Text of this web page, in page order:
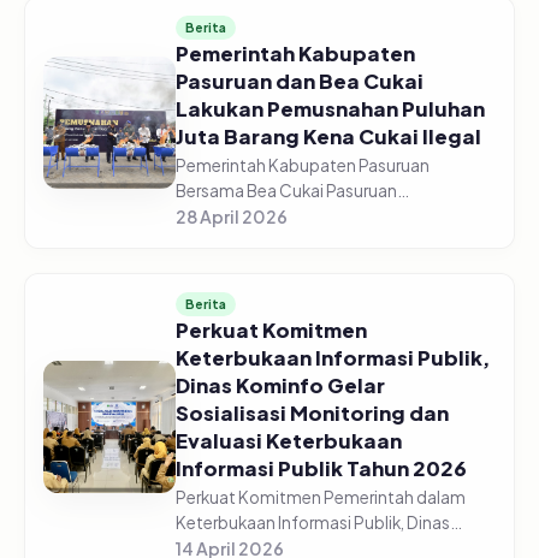
Berita
Pemerintah Kabupaten
Pasuruan dan Bea Cukai
Lakukan Pemusnahan Puluhan
Juta Barang Kena Cukai Ilegal
Pemerintah Kabupaten Pasuruan
Bersama Bea Cukai Pasuruan
melaksanakan pemusnahan jutaan
27/04/2026. Pemusn...
28 April 2026
Berita
Perkuat Komitmen
Keterbukaan Informasi Publik,
Dinas Kominfo Gelar
Sosialisasi Monitoring dan
Evaluasi Keterbukaan
Informasi Publik Tahun 2026
Perkuat Komitmen Pemerintah dalam
Keterbukaan Informasi Publik, Dinas
Komunikasi dan Informatika Kabupaten
14 April 2026